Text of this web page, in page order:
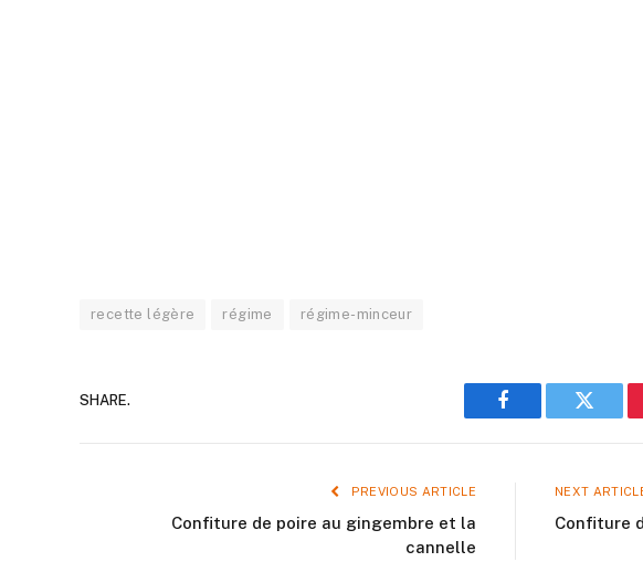
recette légère régime régime-minceur
SHARE.
Facebook Twitter
PREVIOUS ARTICLE
Confiture de poire au gingembre et la
cannelle
NEXT
Confiture